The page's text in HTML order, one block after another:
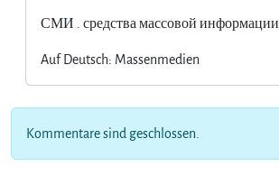
СМИ . средства массовой информации
Auf Deutsch: Massenmedien
Kommentare sind geschlossen.